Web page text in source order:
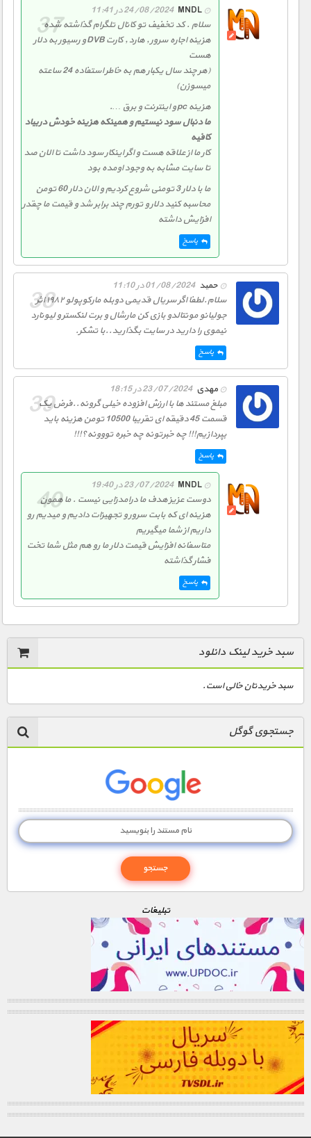
MNDL 24/08/2024 در 11:41
سلام . کد تخفیف تو کانال تلگرام گذاشته شده
هزینه اجاره سرور , هارد , کارت DVB و رسیور به دلار
هست
(هر چند سال یکبار هم به خاطر استفاده 24 ساعته
میسوزن)
هزینه pc و اینترنت و برق ….
ما دنبال سود نیستیم و همینکه هزینه خودش دربیاد
کافیه
کار ما از علاقه هست و اگر اینکار سود داشت تا الان صد
تا سایت مشابه به وجود اومده بود
ما با دلار 3 تومنی شروع کردیم و الان دلار 60 تومن
محاسبه کنید دلار و تورم چند برابر شد و قیمت ما چقدر
افزایش داشته
پاسخ
حمید 01/08/2024 در 11:10
سلام.لطفا اگر سریال قدیمی دوبله مارکوپولو ۱۹۸۲ اثر
جولیانو مونتالدو بازی کن مارشال و برت لنکستر و لیونارد
نیموی را دارید در سایت بگذارید..با تشکر.
پاسخ
مهدی 23/07/2024 در 18:15
مبلغ مستند ها با ارزش افزوده خیلی گرونه..فرض یک
قسمت 45 دقیقه ای تقریبا 10500 تومن هزینه باید
بپردازیم!!! چه خبرتونه چه خبره تووونه؟!!!
پاسخ
MNDL 23/07/2024 در 19:40
دوست عزیز هدف ما درامدزایی نیست . ما همون
هزینه ای که بابت سرور و تجهیزات دادیم و میدیم رو
داریم از شما میگیریم
متاسفانه افزایش قیمت دلار ما رو هم مثل شما تخت
فشار گذاشته
پاسخ
سبد خرید لینک دانلود
سبد خریدتان خالی است.
جستجوی گوگل
تبليغات